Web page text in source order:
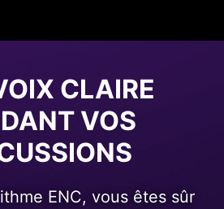
CLAIRE
VOS
ENC, vous êtes sûr